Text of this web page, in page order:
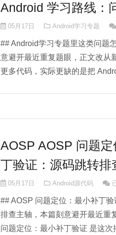
Android 学习路线：
05月17日 Android学习专题
## Android学习专题里这类问题
意避开最近重复题眼，正文改从
更多代码，实际更缺的是把
AOSP AOSP 问题
丁验证：源码跳转排
05月17日 Android源代码
## AOSP 问题定位：最小补丁
排查主轴，本篇刻意避开最近重
问题定位：最小补丁验证 是这次